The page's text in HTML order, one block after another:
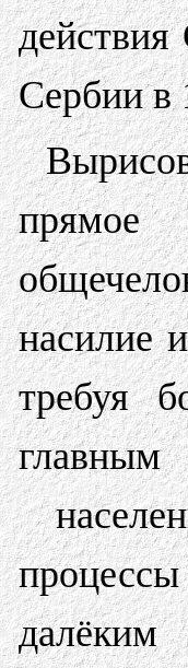
действия
Сербии в
насилие
требуя